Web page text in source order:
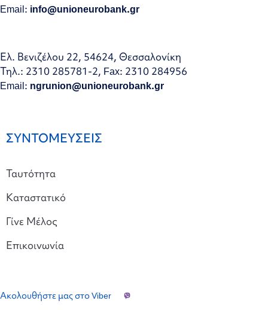
Email: info@unioneurobank.gr
Ελ. Βενιζέλου 22, 54624, Θεσσαλονίκη
Τηλ.: 2310 285781-2, Fax: 2310 284956
Email: ngrunion@unioneurobank.gr
ΣΥΝΤΟΜΕΥΣΕΙΣ
Ταυτότητα
Καταστατικό
Γίνε Μέλος
Επικοινωνία
Ακολουθήστε μας στο Viber